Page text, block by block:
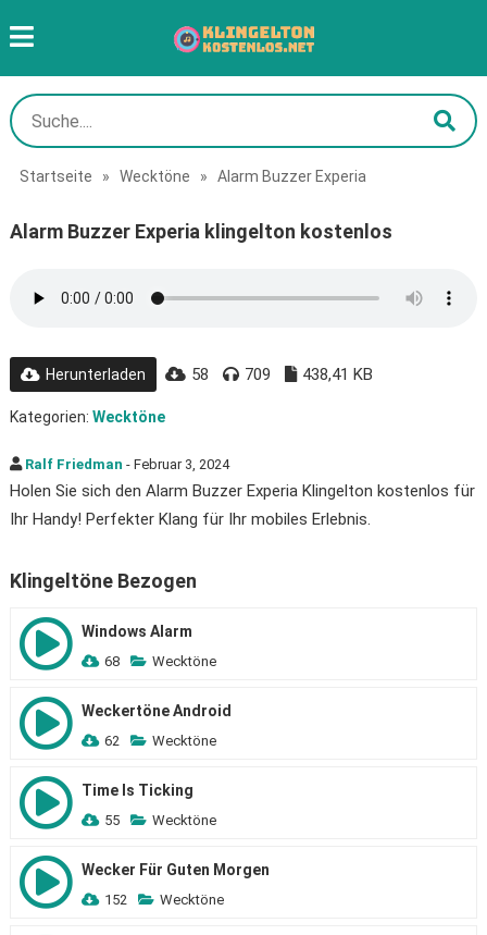
Startseite » Wecktöne » Alarm Buzzer Experia
Alarm Buzzer Experia klingelton kostenlos
Herunterladen 58 709 438,41 KB
Kategorien: Wecktöne
Ralf Friedman - Februar 3, 2024
Holen Sie sich den Alarm Buzzer Experia Klingelton kostenlos für
Ihr Handy! Perfekter Klang für Ihr mobiles Erlebnis.
Klingeltöne Bezogen
Windows Alarm
68 Wecktöne
Weckertöne Android
62 Wecktöne
Time Is Ticking
55 Wecktöne
Wecker Für Guten Morgen
152 Wecktöne